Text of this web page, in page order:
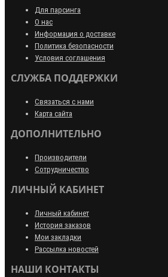
Для парсинга
О нас
Информация о доставке
Политика безопасности
Условия соглашения
СЛУЖБА ПОДДЕРЖКИ
Связаться с нами
Карта сайта
ДОПОЛНИТЕЛЬНО
Производители
Сотрудничество
ЛИЧНЫЙ КАБИНЕТ
Личный кабинет
История заказов
Мои закладки
Рассылка новостей
НАШИ КОНТАКТЫ